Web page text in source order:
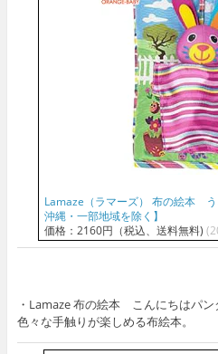
Lamaze（ラマーズ） 布の絵本
沖縄・一部地域を除く】
価格：2160円（税込、送料無料)
・Lamaze 布の絵本 こんにちはパン
色々な手触りが楽しめる布絵本。